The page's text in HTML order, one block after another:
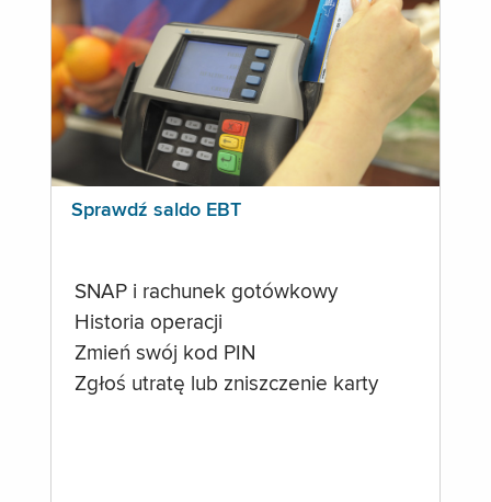
Sprawdź saldo EBT
SNAP i rachunek gotówkowy
Historia operacji
Zmień swój kod PIN
Zgłoś utratę lub zniszczenie karty